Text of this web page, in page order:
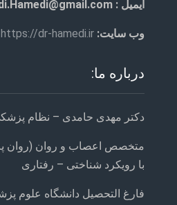
ایمیل : Dr.Mehdi.Hamedi@gmail.com
وب سایت: https://dr-hamedi.ir
درباره ما:
دکتر مهدی حامدی – نظام پزشکی
متخصص اعصاب و روان (روان
با رویکرد شناختی – رفتاری
فارغ التحصیل دانشگاه علوم